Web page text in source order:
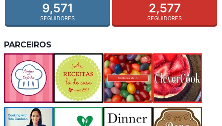
9,571
SEGUIDORES
2,577
SEGUIDORES
PARCEIROS